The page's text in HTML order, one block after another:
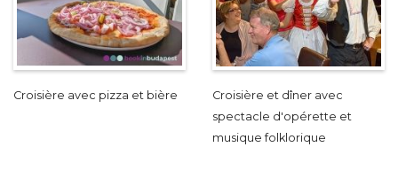
Croisière avec pizza et bière
Croisière et dîner avec
spectacle d'opérette et
musique folklorique